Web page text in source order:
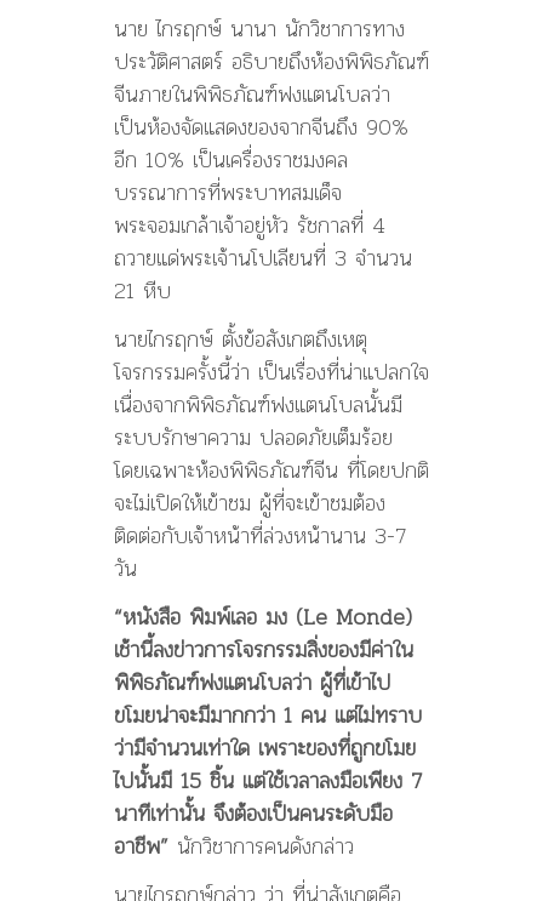
นาย ไกรฤกษ์ นานา นักวิชาการทาง
ประวัติศาสตร์ อธิบายถึงห้องพิพิธภัณฑ์
จีนภายในพิพิธภัณฑ์ฟงแตนโบลว่า
เป็นห้องจัดแสดงของจากจีนถึง 90%
อีก 10% เป็นเครื่องราชมงคล
บรรณาการที่พระบาทสมเด็จ
พระจอมเกล้าเจ้าอยู่หัว รัชกาลที่ 4
ถวายแด่พระเจ้านโปเลียนที่ 3 จำนวน
21 หีบ
นายไกรฤกษ์ ตั้งข้อสังเกตถึงเหตุ
โจรกรรมครั้งนี้ว่า เป็นเรื่องที่น่าแปลกใจ
เนื่องจากพิพิธภัณฑ์ฟงแตนโบลนั้นมี
ระบบรักษาความ ปลอดภัยเต็มร้อย
โดยเฉพาะห้องพิพิธภัณฑ์จีน ที่โดยปกติ
จะไม่เปิดให้เข้าชม ผู้ที่จะเข้าชมต้อง
ติดต่อกับเจ้าหน้าที่ล่วงหน้านาน 3-7
วัน
“หนังสือ พิมพ์เลอ มง (Le Monde)
เช้านี้ลงข่าวการโจรกรรมสิ่งของมีค่าใน
พิพิธภัณฑ์ฟงแตนโบลว่า ผู้ที่เข้าไป
ขโมยน่าจะมีมากกว่า 1 คน แต่ไม่ทราบ
ว่ามีจำนวนเท่าใด เพราะของที่ถูกขโมย
ไปนั้นมี 15 ชิ้น แต่ใช้เวลาลงมือเพียง 7
นาทีเท่านั้น จึงต้องเป็นคนระดับมือ
อาชีพ” นักวิชาการคนดังกล่าว